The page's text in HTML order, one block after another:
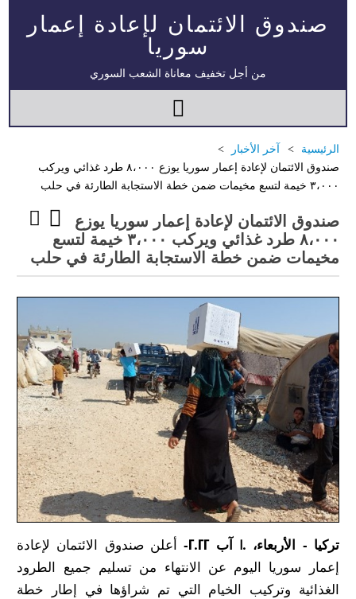
صندوق الائتمان لإعادة إعمار
سوريا
من أجل تخفيف معاناة الشعب السوري
الرئيسية
آخر الأخبار
صندوق الائتمان لإعادة إعمار سوريا يوزع ٨،٠٠٠ طرد غذائي ويركب
٣،٠٠٠ خيمة لتسع مخيمات ضمن خطة الاستجابة الطارئة في حلب
صندوق الائتمان لإعادة إعمار سوريا يوزع
٨،٠٠٠ طرد غذائي ويركب ٣،٠٠٠ خيمة لتسع
مخيمات ضمن خطة الاستجابة الطارئة في حلب
تركيا - الأربعاء، 10 آب 2022-
أعلن صندوق الائتمان لإعادة
إعمار سوريا اليوم عن الانتهاء من تسليم جميع الطرود
الغذائية وتركيب الخيام التي تم شراؤها في إطار خطة